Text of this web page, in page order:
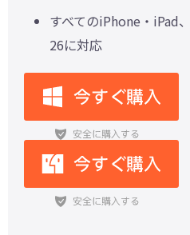
すべてのiPhone・iPad
26に対応